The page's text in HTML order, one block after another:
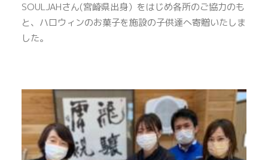
SOULJAHさん(宮崎県出身）をはじめ各所のご協力のも
と、ハロウィンのお菓子を施設の子供達へ寄贈いたしま
した。